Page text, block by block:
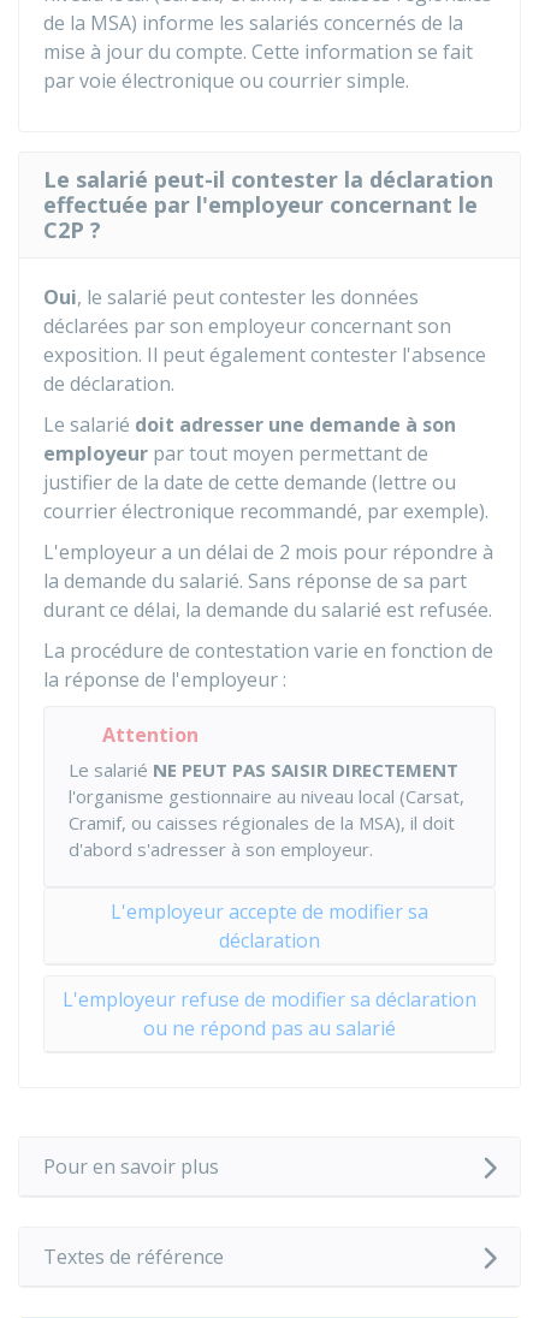
de la MSA) informe les salariés concernés de la
mise à jour du compte. Cette information se fait
par voie électronique ou courrier simple.
Le salarié peut-il contester la déclaration
effectuée par l'employeur concernant le
C2P ?
Oui, le salarié peut contester les données
déclarées par son employeur concernant son
exposition. Il peut également contester l'absence
de déclaration.
Le salarié doit adresser une demande à son
employeur par tout moyen permettant de
justifier de la date de cette demande (lettre ou
courrier électronique recommandé, par exemple).
L'employeur a un délai de 2 mois pour répondre à
la demande du salarié. Sans réponse de sa part
durant ce délai, la demande du salarié est refusée.
La procédure de contestation varie en fonction de
la réponse de l'employeur :
Attention
Le salarié NE PEUT PAS SAISIR DIRECTEMENT
l'organisme gestionnaire au niveau local (Carsat,
Cramif, ou caisses régionales de la MSA), il doit
d'abord s'adresser à son employeur.
L'employeur accepte de modifier sa
déclaration
L'employeur refuse de modifier sa déclaration
ou ne répond pas au salarié
Pour en savoir plus
Textes de référence